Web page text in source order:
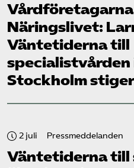
Näringslivet:
Väntetiderna till
specialistvården
Stockholm stiger
2 juli Pressmeddelanden
Väntetiderna till